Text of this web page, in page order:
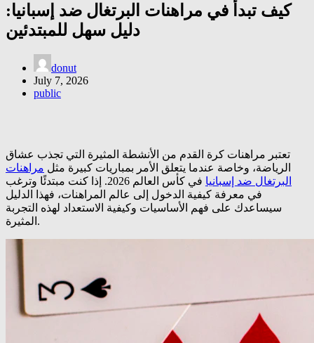
كيف تبدأ في مراهنات البرتغال ضد إسبانيا:
دليل سهل للمبتدئين
donut
July 7, 2026
public
تعتبر مراهنات كرة القدم من الأنشطة المثيرة التي تجذب عشاق
الرياضة، وخاصة عندما يتعلق الأمر بمباريات كبيرة مثل مراهنات
البرتغال ضد إسبانيا
في كأس العالم 2026. إذا كنت مبتدئًا وترغب
في معرفة كيفية الدخول إلى عالم المراهنات، فهذا الدليل
سيساعدك على فهم الأساسيات وكيفية الاستعداد لهذه التجربة
المثيرة.